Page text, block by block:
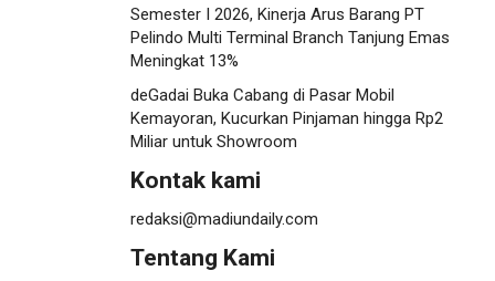
Semester I 2026, Kinerja Arus Barang PT
Pelindo Multi Terminal Branch Tanjung Emas
Meningkat 13%
deGadai Buka Cabang di Pasar Mobil
Kemayoran, Kucurkan Pinjaman hingga Rp2
Miliar untuk Showroom
Kontak kami
redaksi@madiundaily.com
Tentang Kami